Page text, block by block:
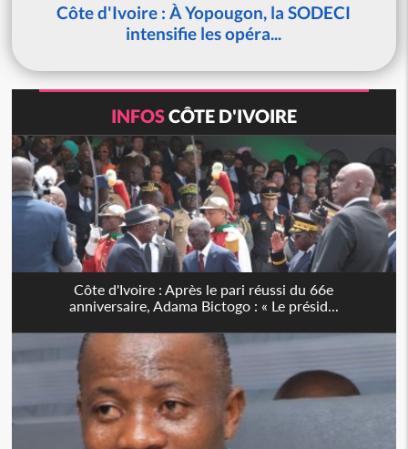
Côte d'Ivoire : À Yopougon, la SODECI
intensifie les opéra...
INFOSCÔTE D'IVOIRE
Côte d'Ivoire : Après le pari réussi du 66e
anniversaire, Adama Bictogo : « Le présid...